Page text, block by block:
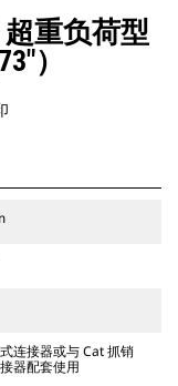
式挖掘机兼容。
度连接器。
统兼容的附件采
铰接件。 CW 专
定系统，确保始
重负荷型
）
连接器或与 Cat 抓销
器配套使用